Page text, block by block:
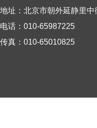
地址：北京市朝外延静里
电话：010-65987225
传真：010-65010825